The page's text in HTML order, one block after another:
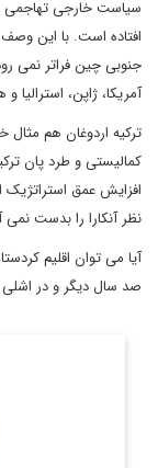
سیاست خارجی تهاجمی
افتاده است. با این
جنوبی چین فراتر نمی
آمریکا، ژاپن،
ترکیه اردوغان هم
کمالیستی و طرد پان
افزایش عمق استراتژیک
نظر آنکارا را بدست نمی
آیا می توان اقلیم
صد سال دیگر و در اشلی